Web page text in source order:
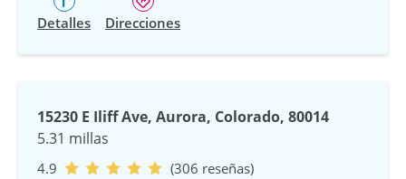
Detalles Direcciones
15230 E Iliff Ave, Aurora, Colorado, 80014
5.31 millas
4.9 (306 reseñas)